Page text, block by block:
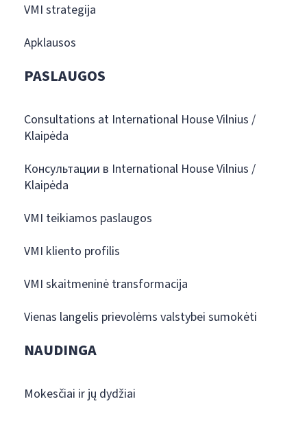
VMI strategija
Apklausos
PASLAUGOS
Consultations at International House Vilnius /
Klaipėda
Консультации в International House Vilnius /
Klaipėda
VMI teikiamos paslaugos
VMI kliento profilis
VMI skaitmeninė transformacija
Vienas langelis prievolėms valstybei sumokėti
NAUDINGA
Mokesčiai ir jų dydžiai